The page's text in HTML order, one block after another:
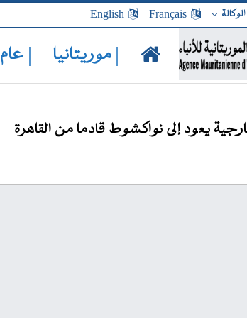
الوكالة Français
English
| موريتانيا | عام
يعود إلى نواكشوط قادما من القاهرة